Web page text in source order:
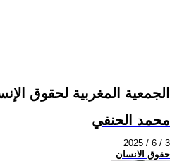
الجمعية المغربية لحقوق
محمد الحنفي
2025 / 6 / 3
حقوق الانسان